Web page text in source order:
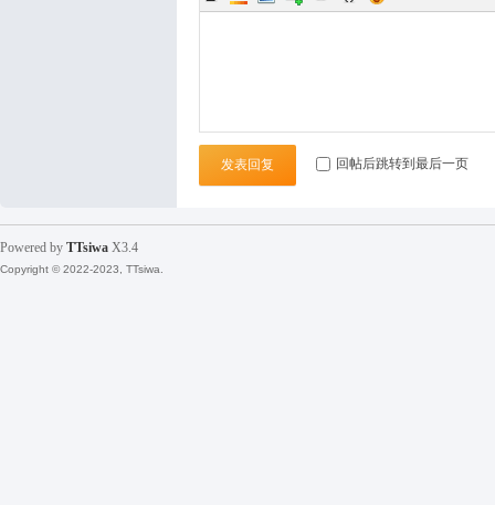
发表回复 回帖后跳转到最后一页
Powered by TTsiwa X3.4
Copyright © 2022-2023, TTsiwa.